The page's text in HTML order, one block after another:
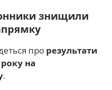
знищили
про результати
на
.